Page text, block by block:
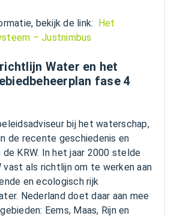
bekijk de link:
Het
– Justnimbus
Water en het
fase 4
bij het waterschap,
de recente geschiedenis en
KRW. In het jaar 2000 stelde
vast als richtlijn om te werken aan
en ecologisch rijk
Nederland doet daar aan mee
Eems, Maas, Rijn en